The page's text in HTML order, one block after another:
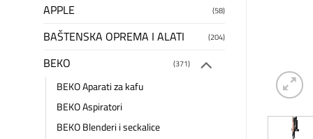
APPLE (58)
BAŠTENSKA OPREMA I ALATI (204)
BEKO (371)
BEKO Aparati za kafu
BEKO Aspiratori
BEKO Blenderi i seckalice